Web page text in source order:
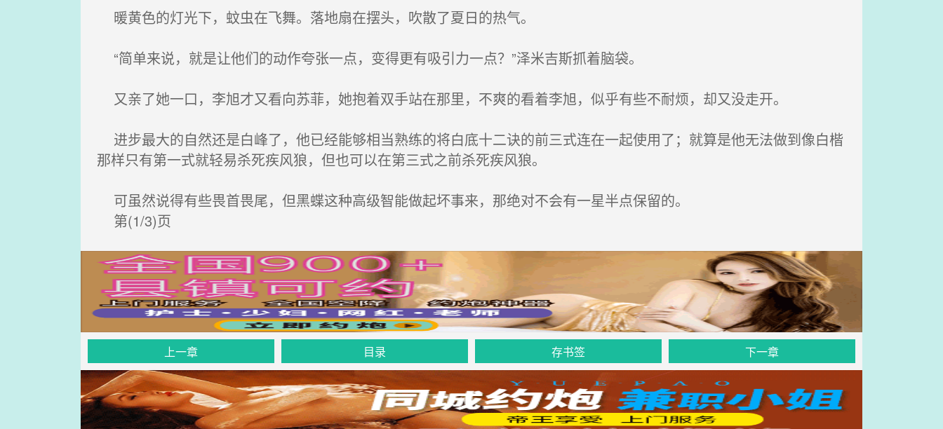
暖黄色的灯光下，蚊虫在飞舞。落地扇在摆头，吹散了夏日的热气。
“简单来说，就是让他们的动作夸张一点，变得更有吸引力一点？”泽米吉斯抓着脑袋。
又亲了她一口，李旭才又看向苏菲，她抱着双手站在那里，不爽的看着李旭，似乎有些不耐烦，却又没走开。
进步最大的自然还是白峰了，他已经能够相当熟练的将白底十二诀的前三式连在一起使用了；就算是他无法做到像白楷
那样只有第一式就轻易杀死疾风狼，但也可以在第三式之前杀死疾风狼。
可虽然说得有些畏首畏尾，但黑蝶这种高级智能做起坏事来，那绝对不会有一星半点保留的。
第(1/3)页
上一章 目录 存书签 下一章